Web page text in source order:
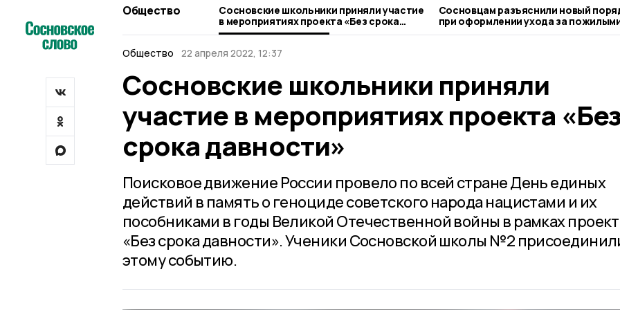
Общество
Сосновские школьники приняли участие
в мероприятиях проекта «Без срока
давности»
Сосновцам разъяснили новый
при оформлении ухода за
людьми
Общество
22 апреля 2022, 12:37
Сосновские школьники приняли
участие в мероприятиях проекта «Без
срока давности»
Поисковое движение России провело по всей стране День единых
действий в память о геноциде советского народа нацистами и их
пособниками в годы Великой Отечественной войны в рамках
«Без срока давности». Ученики Сосновской школы №2
этому событию.